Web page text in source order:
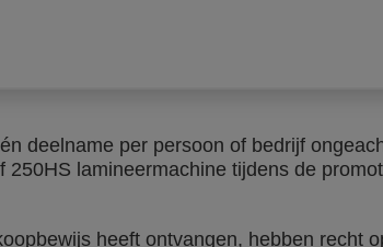
deelname per persoon of bedrijf
lamineermachine tijdens de
heeft ontvangen, hebben recht